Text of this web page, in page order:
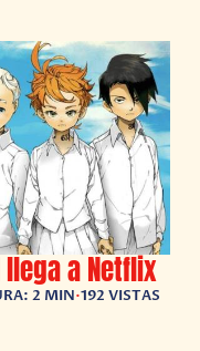
a Netflix
2 MIN•192 VISTAS